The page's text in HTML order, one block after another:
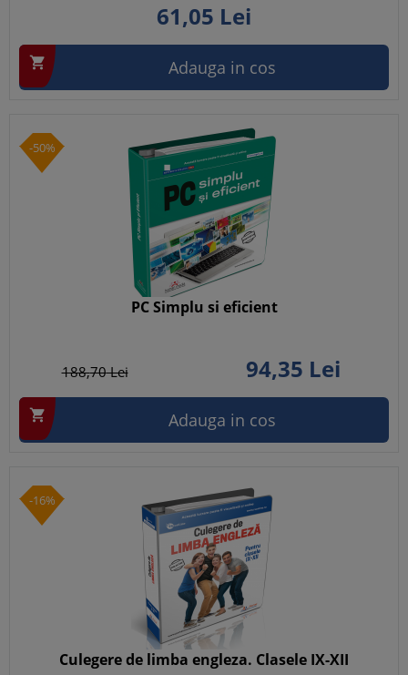
61,05 Lei
 Adauga in cos
-50%
PC Simplu si eficient
188,70Lei 94,35 Lei
 Adauga in cos
-16%
Culegere de limba engleza. Clasele IX-XII